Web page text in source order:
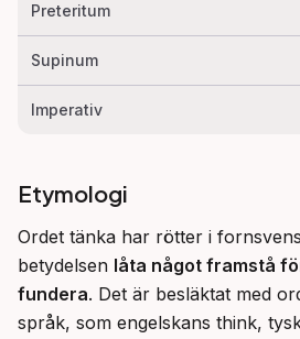
Preteritum
Supinum
Imperativ
Etymologi
Ordet tänka har rötter i
betydelsen låta något framstå
fundera. Det är besläktat med
språk, som engelskans think,